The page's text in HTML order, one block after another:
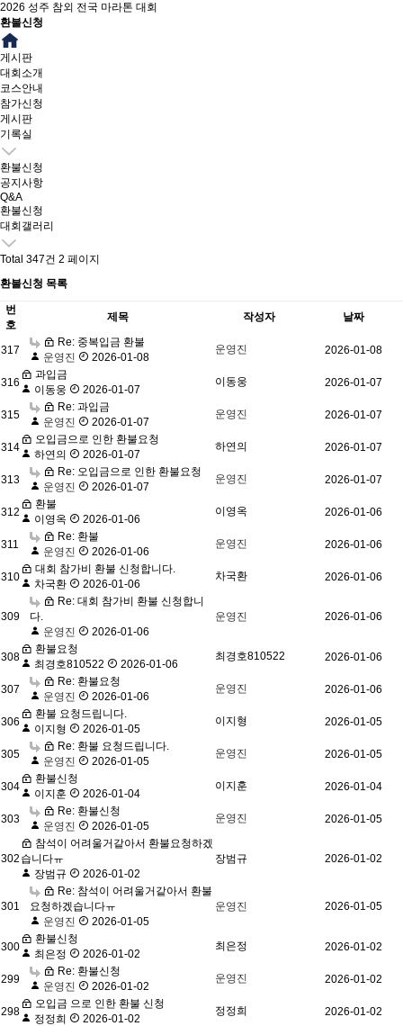
2026 성주 참외 전국 마라톤 대회
환불신청
게시판
대회소개
코스안내
참가신청
게시판
기록실
환불신청
공지사항
Q&A
환불신청
대회갤러리
Total 347건 2 페이지
환불신청 목록
번
호
제목 작성자 날짜
317
Re: 중복입금 환불
운영진
2026-01-08
운영진 2026-01-08
316
과입금
이동웅
2026-01-07
이동웅 2026-01-07
315
Re: 과입금
운영진
2026-01-07
운영진 2026-01-07
314
오입금으로 인한 환불요청
하연의
2026-01-07
하연의 2026-01-07
313
Re: 오입금으로 인한 환불요청
운영진
2026-01-07
운영진 2026-01-07
312
환불
이영옥
2026-01-06
이영옥 2026-01-06
311
Re: 환불
운영진
2026-01-06
운영진 2026-01-06
310
대회 참가비 환불 신청합니다.
차국환
2026-01-06
차국환 2026-01-06
309
Re: 대회 참가비 환불 신청합니
다.
운영진
2026-01-06
운영진 2026-01-06
308
환불요청
최경호810522
2026-01-06
최경호810522 2026-01-06
307
Re: 환불요청
운영진
2026-01-06
운영진 2026-01-06
306
환불 요청드립니다.
이지형
2026-01-05
이지형 2026-01-05
305
Re: 환불 요청드립니다.
운영진
2026-01-05
운영진 2026-01-05
304
환불신청
이지훈
2026-01-04
이지훈 2026-01-04
303
Re: 환불신청
운영진
2026-01-05
운영진 2026-01-05
302
참석이 어려울거같아서 환불요청하겠
습니다ㅠ
장범규
2026-01-02
장범규 2026-01-02
301
Re: 참석이 어려울거같아서 환불
요청하겠습니다ㅠ
운영진
2026-01-05
운영진 2026-01-05
300
환불신청
최은정
2026-01-02
최은정 2026-01-02
299
Re: 환불신청
운영진
2026-01-02
운영진 2026-01-02
298
오입금 으로 인한 환불 신청
정정희
2026-01-02
정정희 2026-01-02